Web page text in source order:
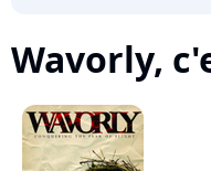
Wavorly,